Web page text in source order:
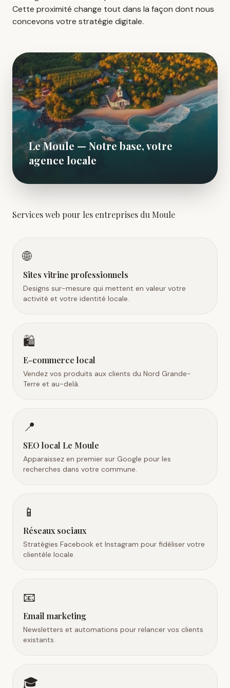
Cette proximité change tout dans la façon dont nous
concevons votre stratégie digitale.
Le Moule — Notre base, votre
agence locale
Services web pour les entreprises du Moule
🌐
Sites vitrine professionnels
Designs sur-mesure qui mettent en valeur votre
activité et votre identité locale.
🛍️
E-commerce local
Vendez vos produits aux clients du Nord Grande-
Terre et au-delà.
📍
SEO local Le Moule
Apparaissez en premier sur Google pour les
recherches dans votre commune.
📱
Réseaux sociaux
Stratégies Facebook et Instagram pour fidéliser votre
clientèle locale.
📧
Email marketing
Newsletters et automations pour relancer vos clients
existants.
🎓